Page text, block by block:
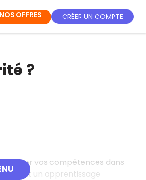
NOS OFFRES CRÉER UN COMPTE
?
vos compétences dans
offrent un apprentissage